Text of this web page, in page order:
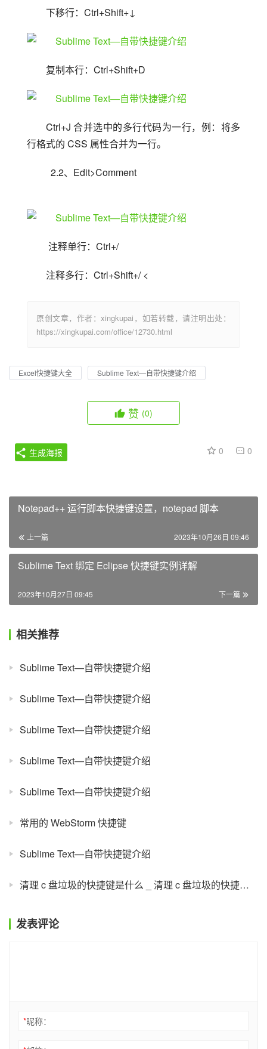
下移行：Ctrl+Shift+↓
复制本行：Ctrl+Shift+D
Ctrl+J 合并选中的多行代码为一行，例：将多
行格式的 CSS 属性合并为一行。
  2.2、Edit>Comment
注释单行：Ctrl+/
注释多行：Ctrl+Shift+/ <
原创文章，作者：xingkupai，如若转载，请注明出处：
https://xingkupai.com/office/12730.html
Excel快捷键大全 Sublime Text—自带快捷键介绍
赞 (0)
0 0
生成海报
Notepad++ 运行脚本快捷键设置，notepad 脚本
上一篇 2023年10月26日 09:46
Sublime Text 绑定 Eclipse 快捷键实例详解
下一篇
2023年10月27日 09:45
相关推荐
Sublime Text—自带快捷键介绍
Sublime Text—自带快捷键介绍
Sublime Text—自带快捷键介绍
Sublime Text—自带快捷键介绍
Sublime Text—自带快捷键介绍
常用的 WebStorm 快捷键
Sublime Text—自带快捷键介绍
清理 c 盘垃圾的快捷键是什么 _ 清理 c 盘垃圾的快捷键有哪些
发表评论
*昵称：